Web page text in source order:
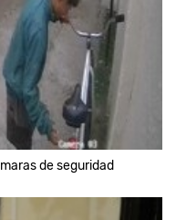
de seguridad